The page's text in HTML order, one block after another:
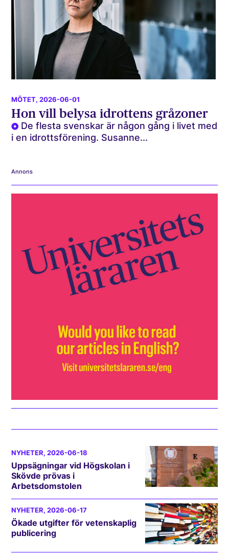
MÖTET, 2026-06-01
Hon vill belysa idrottens gråzoner
De flesta svenskar är någon gång i livet med
i en idrottsförening. Susanne...
Annons
NYHETER, 2026-06-18
Uppsägningar vid Högskolan i
Skövde prövas i
Arbetsdomstolen
NYHETER, 2026-06-17
Ökade utgifter för vetenskaplig
publicering